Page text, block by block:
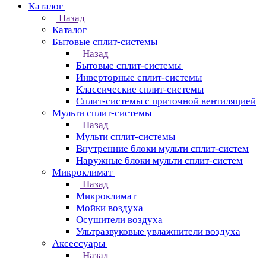
Каталог
Назад
Каталог
Бытовые сплит-системы
Назад
Бытовые сплит-системы
Инверторные сплит-системы
Классические сплит-системы
Сплит-системы с приточной вентиляцией
Мульти сплит-системы
Назад
Мульти сплит-системы
Внутренние блоки мульти сплит-систем
Наружные блоки мульти сплит-систем
Микроклимат
Назад
Микроклимат
Мойки воздуха
Осушители воздуха
Ультразвуковые увлажнители воздуха
Аксессуары
Назад